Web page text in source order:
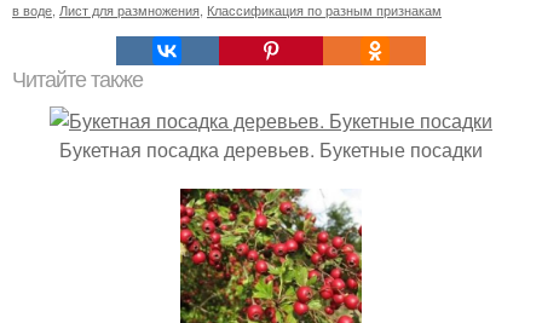
в воде Лист для размножения Классификация по разным признакам
Читайте также
Букетная посадка деревьев. Букетные посадки